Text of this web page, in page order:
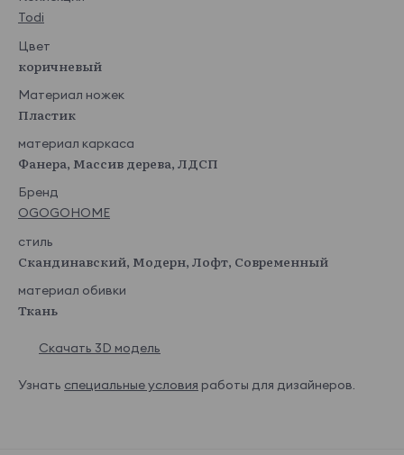
Todi
Цвет
коричневый
Материал ножек
Пластик
материал каркаса
Фанера, Массив дерева, ЛДСП
Бренд
OGOGOHOME
стиль
Скандинавский, Модерн, Лофт, Современный
материал обивки
Ткань
Скачать 3D модель
Узнать специальные условия работы для дизайнеров.